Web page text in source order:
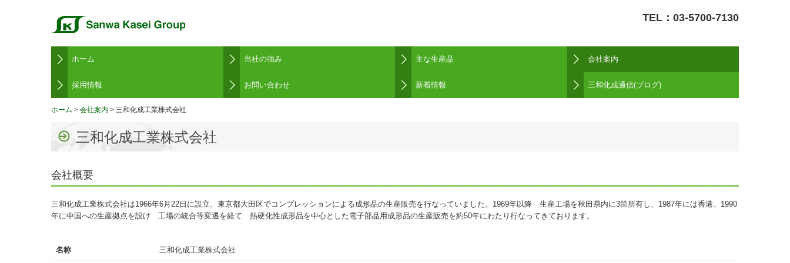
TEL： 03-5700-7130
ホーム 当社の強み 主な生産品
カタログ販売ボビン
会社案内
三和化成工業株式会社
秋田三和化成株式会社
香港三和化成有限公司
龍生電子製品有限公司
採用情報 お問い合わせ 新着情報 三和化成通信(ブログ)
ホーム 会社案内 三和化成工業株式会社
三和化成工業株式会社
会社概要
三和化成工業株式会社は1966年6月22日に設立、東京都大田区でコンプレッションによる成形品の生産販売を行なっていました。1969年以降 生産工場を秋田県内に3箇所有し、1987年には香港、1990
年に中国への生産拠点を設け 工場の統合等変遷を経て 熱硬化性成形品を中心とした電子部品用成形品の生産販売を約50年にわたり行なってきております。
名称 三和化成工業株式会社